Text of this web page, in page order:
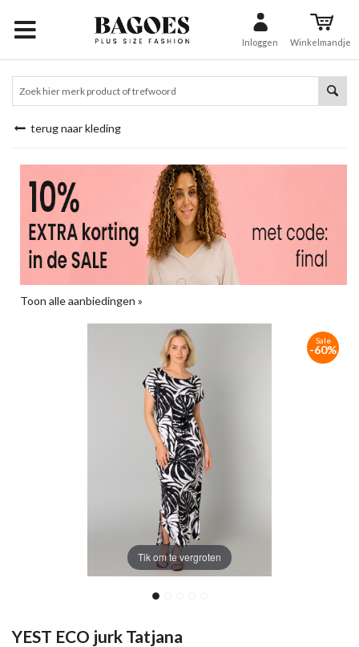
Inloggen Winkelmandje
terug naar kleding
Toon alle aanbiedingen »
Tik om te vergroten
Sale
-60%
YEST ECO jurk Tatjana